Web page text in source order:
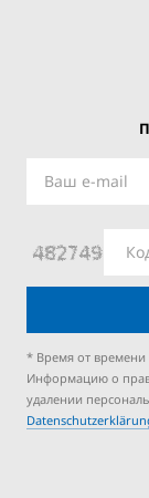
* Время от
Информацию о
удалении